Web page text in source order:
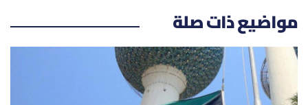
مواضيع ذات صلة